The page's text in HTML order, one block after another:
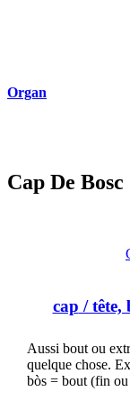
Organ
Cap De Bosc
cap / tête,
Aussi bout ou
quelque chose.
bòs = bout (fin